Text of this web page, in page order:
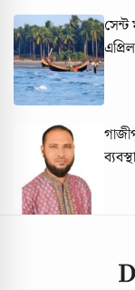
সেন্ট